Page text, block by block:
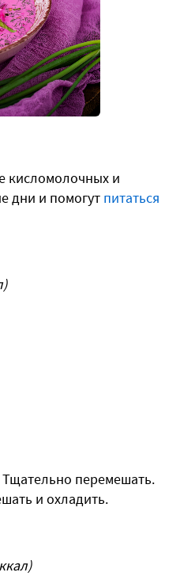
кисломолочных и
дни и помогут питаться
перемешать.
и охладить.